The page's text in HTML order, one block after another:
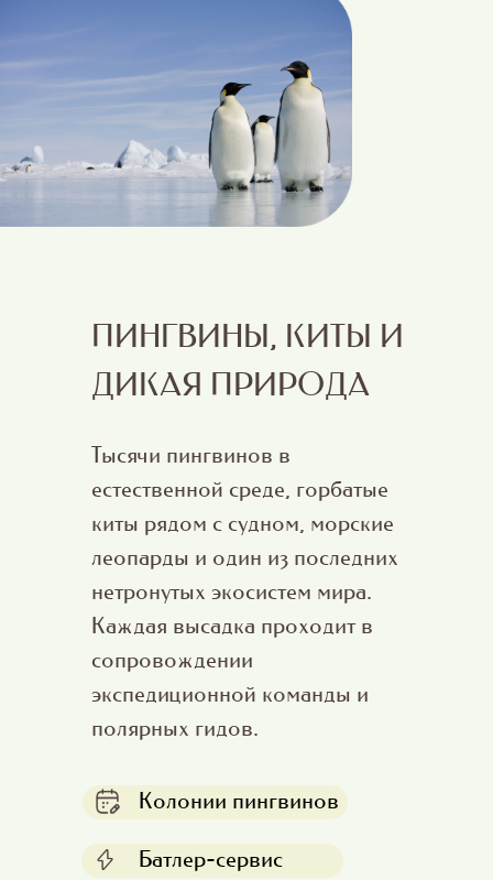
Тысячи пингвинов в
естественной среде, горбатые
киты рядом с судном, морские
леопарды и один из последних
нетронутых экосистем мира.
Каждая высадка проходит в
сопровождении
экспедиционной команды и
полярных гидов.
ПИНГВИНЫ, КИТЫ И
ДИКАЯ ПРИРОДА
Батлер-сервис
Колонии пингвинов